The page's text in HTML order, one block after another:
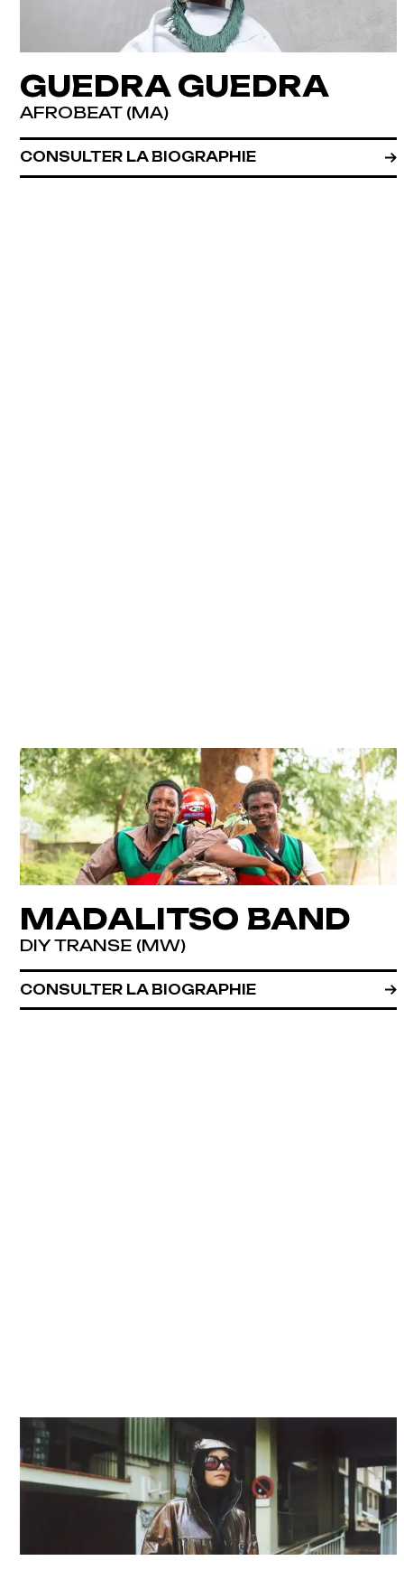
GUEDRA GUEDRA
AFROBEAT (MA)
CONSULTER LA BIOGRAPHIE
MADALITSO BAND
DIY TRANSE (MW)
CONSULTER LA BIOGRAPHIE